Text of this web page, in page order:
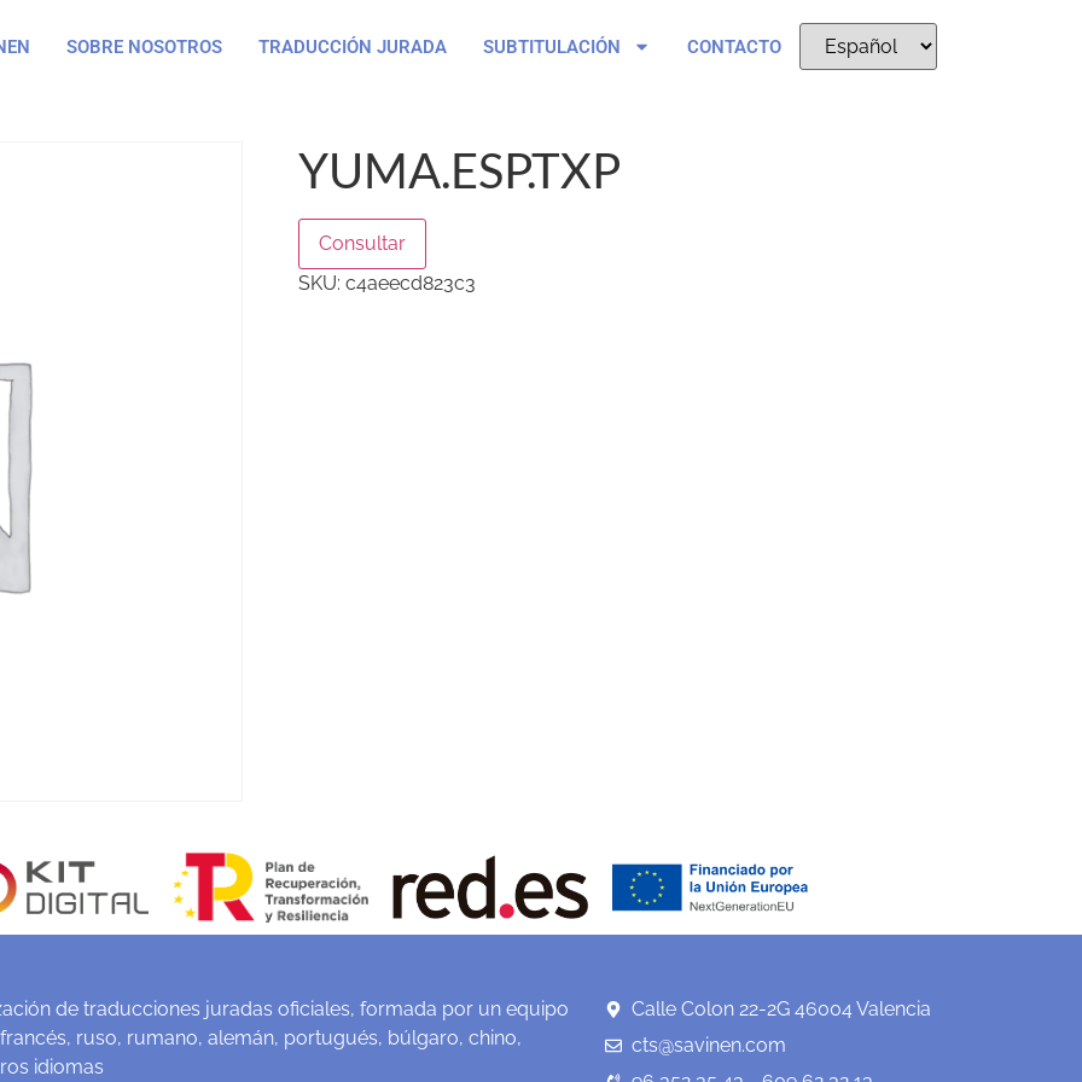
SOBRE NOSOTROS TRADUCCIÓN JURADA SUBTITULACIÓN CONTACTO
YUMA.ESP.TXP
Consultar
SKU: c4aeecd823c3
de traducciones juradas oficiales, formada por un equipo
ruso, rumano, alemán, portugués, búlgaro, chino,
idiomas
Calle Colon 22-2G 46004 Valencia
cts@savinen.com